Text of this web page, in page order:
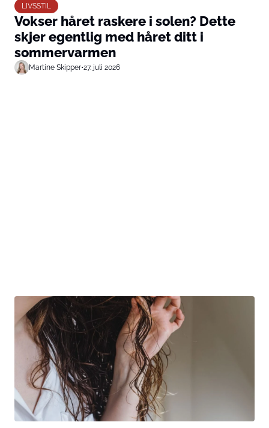
LIVSSTIL
Vokser håret raskere i solen? Dette
skjer egentlig med håret ditt i
sommervarmen
Martine Skipper•27. juli 2026